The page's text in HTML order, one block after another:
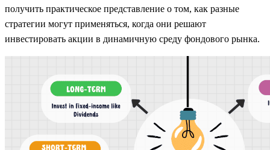
получить практическое представление о том, как разные
стратегии могут применяться, когда они решают
инвестировать акции в динамичную среду фондового рынка.